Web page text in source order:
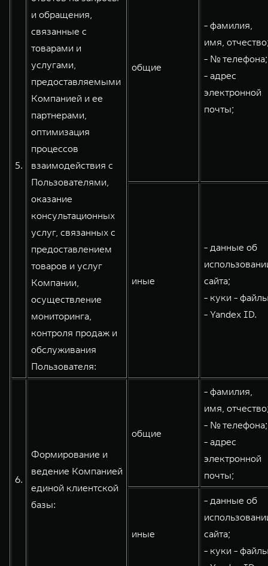
5.
и обращения,
связанные с
товарами и
услугами,
предоставляемыми
Компанией и ее
партнерами,
оптимизация
процессов
взаимодействия с
Пользователями,
оказание
консультационных
услуг, связанных с
предоставлением
товаров и услуг
Компании,
осуществление
мониторинга,
контроля продаж и
обслуживания
Пользователя:
общие
- фамилия,
имя,
- № телефона;
- адрес
электронной
почты;
иные
- данные об
сайта;
- куки -
- Yandex ID.
6.
Формирование и
ведение Компанией
единой клиентской
базы:
общие
- фамилия,
имя,
- № телефона;
- адрес
электронной
почты;
иные
- данные об
сайта;
- куки -